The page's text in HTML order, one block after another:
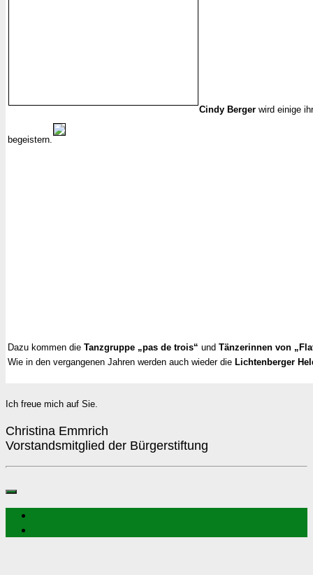
Cindy Berger wird einige
begeistern.
Dazu kommen die Tanzgruppe „pas de trois“ und Tänzerinnen von
Wie in den vergangenen Jahren werden auch wieder die Lichtenberger
Ich freue mich auf Sie.
Christina Emmrich
Vorstandsmitglied der Bürgerstiftung